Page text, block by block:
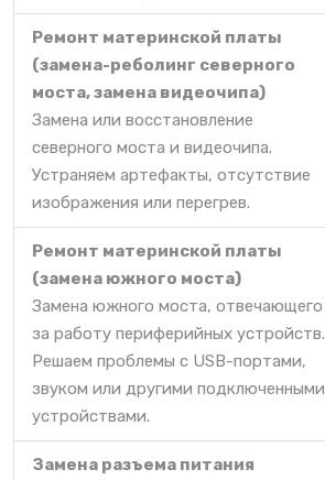
Ремонт материнской платы
(замена-реболинг северного
моста, замена видеочипа)
Замена или восстановление
северного моста и видеочипа.
Устраняем артефакты, отсутствие
изображения или перегрев.
Ремонт материнской платы
(замена южного моста)
Замена южного моста, отвечающего
за работу периферийных устройств.
Решаем проблемы с USB-портами,
звуком или другими подключенными
устройствами.
Замена разъема питания